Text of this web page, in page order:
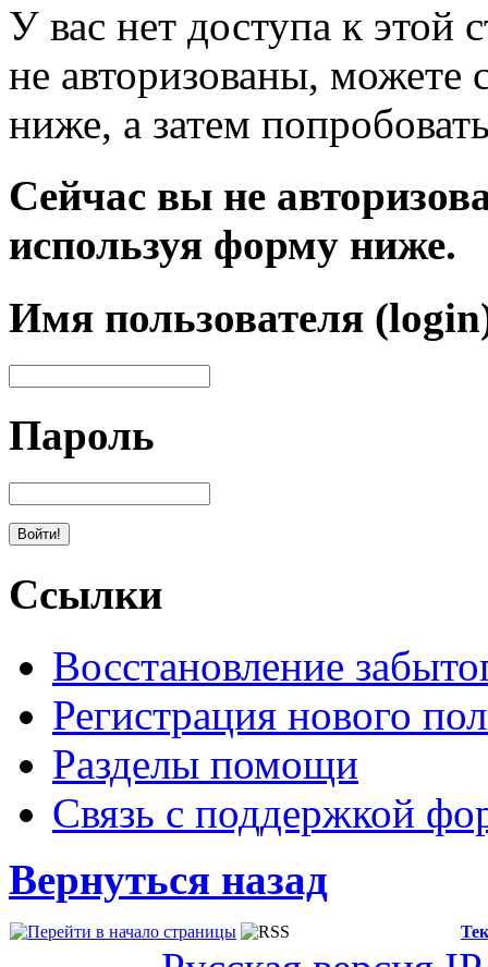
У вас нет доступа к
не авторизованы, можете
ниже, а затем
Сейчас вы не
используя форму ниже.
Имя пользователя
Пароль
Ссылки
Восстановление
Регистрация нового
Разделы помощи
Связь с поддержкой
Вернуться назад